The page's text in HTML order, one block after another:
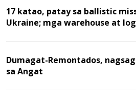
17 katao, patay sa ballistic
Ukraine; mga warehouse at
Dumagat-Remontados,
sa Angat